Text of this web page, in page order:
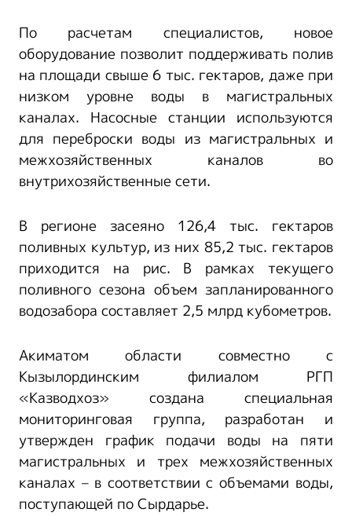
По расчетам специалистов, новое
оборудование позволит поддерживать полив
на площади свыше 6 тыс. гектаров, даже при
низком уровне воды в магистральных
каналах. Насосные станции используются
для переброски воды из магистральных и
межхозяйственных каналов во
внутрихозяйственные сети.
В регионе засеяно 126,4 тыс. гектаров
поливных культур, из них 85,2 тыс. гектаров
приходится на рис. В рамках текущего
поливного сезона объем запланированного
водозабора составляет 2,5 млрд кубометров.
Акиматом области совместно с
Кызылординским филиалом РГП
«Казводхоз» создана специальная
мониторинговая группа, разработан и
утвержден график подачи воды на пяти
магистральных и трех межхозяйственных
каналах – в соответствии с объемами воды,
поступающей по Сырдарье.